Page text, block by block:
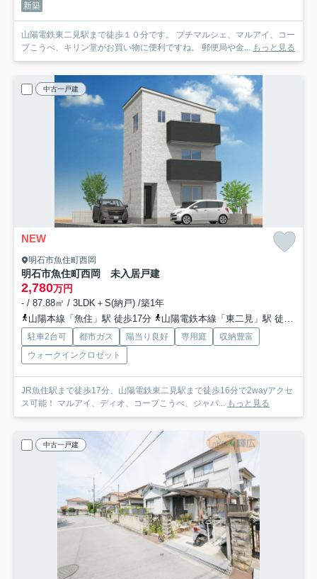
新築
山陽電鉄東二見駅まで徒歩１０分です。 プチマルシェ、マルアイ、コー
プこうべ、キリン堂がお買い物に便利ですね。 郵便局や金... もっと見る
中古一戸建
NEW
明石市魚住町西岡
明石市魚住町西岡 未入居戸建
2,780万円
- / 87.88㎡ / 3LDK＋S(納戸) /築1年
山陽本線「魚住」駅 徒歩17分
山陽電鉄本線「東二見」駅 徒歩16分
駐車2台可 都市ガス 陽当り良好 専用庭
収納豊富
ウォークインクロゼット
JR魚住駅まで徒歩17分、山陽電鉄東二見駅まで徒歩16分で2wayアクセ
ス可能！ マルアイ、ディオ、コープこうべ、ジャパ... もっと見る
中古一戸建